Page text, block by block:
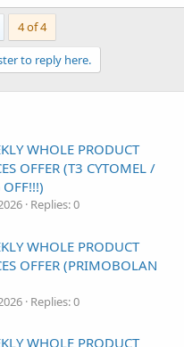
4 of 4
to reply here.
WHOLE PRODUCT
OFFER (T3 CYTOMEL /
Replies: 0
WHOLE PRODUCT
OFFER (PRIMOBOLAN
Replies: 0
WHOLE PRODUCT